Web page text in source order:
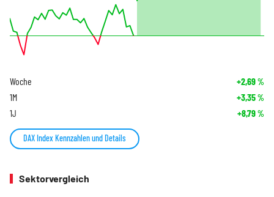
Woche +2,69%
1M +3,35%
1J +8,79%
DAX Index Kennzahlen und Details
Sektorvergleich